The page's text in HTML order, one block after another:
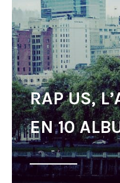
RAP US,
EN 10